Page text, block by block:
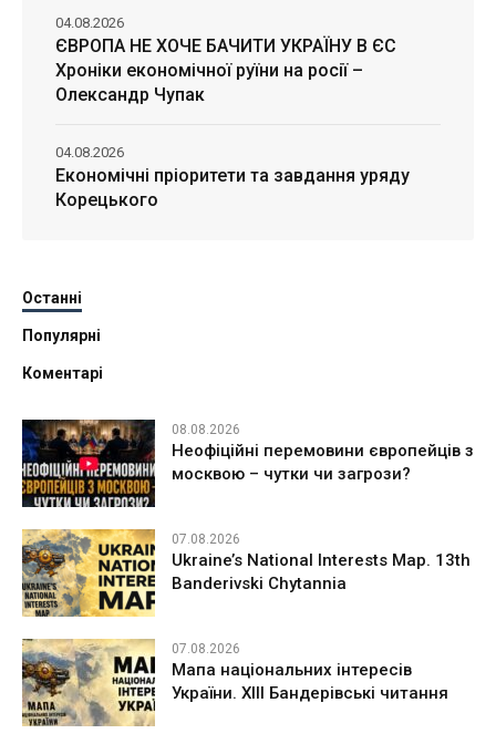
ЄВРОПА НЕ ХОЧЕ БАЧИТИ УКРАЇНУ В ЄС
Хроніки економічної руїни на росії –
Олександр Чупак
04.08.2026
Економічні пріоритети та завдання уряду
Корецького
04.08.2026
Останні
Популярні
Коментарі
08.08.2026
Неофіційні перемовини європейців з
москвою – чутки чи загрози?
07.08.2026
Ukraine’s National Interests Map. 13th
Banderivski Chytannia
07.08.2026
Мапа національних інтересів
України. ХІІІ Бандерівські читання